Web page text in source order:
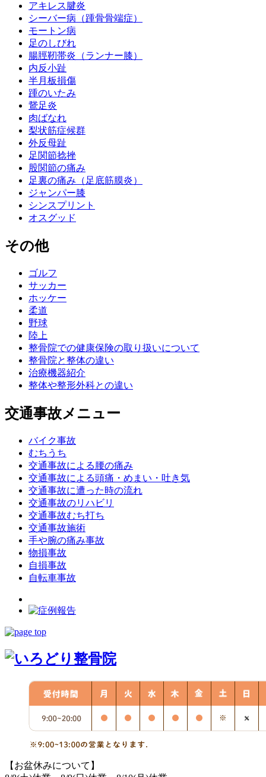
アキレス腱炎
シーバー病（踵骨骨端症）
モートン病
足のしびれ
腸脛靭帯炎（ランナー膝）
内反小趾
半月板損傷
踵のいたみ
鵞足炎
肉ばなれ
梨状筋症候群
外反母趾
足関節捻挫
股関節の痛み
足裏の痛み（足底筋膜炎）
ジャンパー膝
シンスプリント
オスグッド
その他
ゴルフ
サッカー
ホッケー
柔道
野球
陸上
整骨院での健康保険の取り扱いについて
整骨院と整体の違い
治療機器紹介
整体や整形外科との違い
交通事故メニュー
バイク事故
むちうち
交通事故による腰の痛み
交通事故による頭痛・めまい・吐き気
交通事故に遭った時の流れ
交通事故のリハビリ
交通事故むち打ち
交通事故施術
手や腕の痛み事故
物損事故
自損事故
自転車事故
【お盆休みについて】